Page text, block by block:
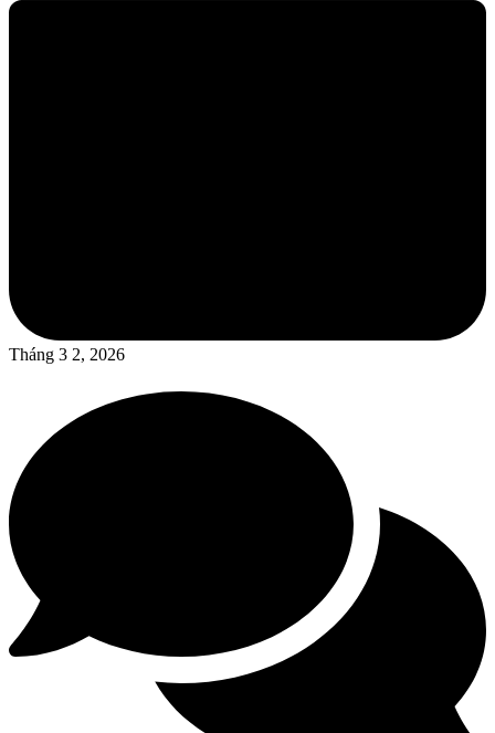
Tháng 3 2, 2026